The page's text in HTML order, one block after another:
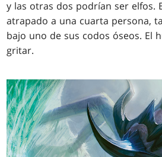
y las otras dos podrían ser elfos.
atrapado a una cuarta persona,
bajo uno de sus codos óseos. El
gritar.